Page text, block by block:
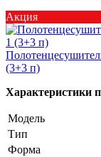
Акция
(3+3 п)
Характеристики
Модель
Тип
Форма